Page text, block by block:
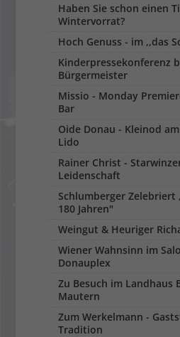
Haben Sie schon einen
Wintervorrat?
Hoch Genuss - im ,,das
Kinderpressekonferenz
Bürgermeister
Missio - Monday
Bar
Oide Donau - Kleinod
Lido
Rainer Christ -
Leidenschaft
Schlumberger Zelebriert
180 Jahren"
Weingut & Heuriger
Wiener Wahnsinn im
Donauplex
Zu Besuch im Landhaus
Mautern
Zum Werkelmann -
Tradition